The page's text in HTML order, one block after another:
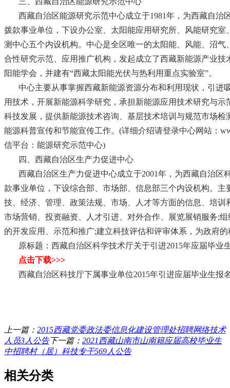
西藏自治区能源研究示范中心成立于1981年，为西藏自治
拨款事业单位，下设办公室、太阳能应用研究所、风能研究室
测中心五个内设机构。中心是全区唯一的太阳能、风能、沼气
合性研究示范、应用推广机构，发起成立了西藏新能源产业技
阳能学会，并建有“西藏太阳能光伏与热利用重点实验室”。
中心主要从事掌握西藏新能源资源分布和利用现状，引进
用技术，开展新能源科学研究，承担新能源应用技术研究与示
科技发展，提供新能源技术咨询、基层技术培训与规范市场检
能源科普宣传和节能宣传工作。(详细介绍请登录中心网站：
信平台：能源研究示范中心)
四、西藏自治区生产力促进中心
西藏自治区生产力促进中心成立于2001年，为西藏自治区
款事业单位，下设综合部、市场部、信息部三个内设机构。主
技、经济、管理、政策法规、市场、人才等方面的信息、培训
市场营销、投资融资、人才引进、对外合作、展览展销服务;
的开发应用、示范和推广;建立科技评估和评审体系，为政府
原标题：西藏自治区科学技术厅关于引进2015年应届毕业
点击下载>>>
西藏自治区科技厅下属事业单位2015年引进应届毕业生报
上一篇： 2015西藏党委政法委信息化建设管理处招聘网络技术
人员3人公告下一篇： 2021西藏山南市山南籍应届高校毕业生
中招聘村（居）科技专干569人公告
相关分类